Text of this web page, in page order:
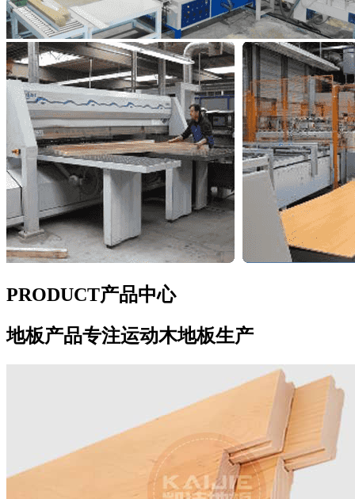
PRODUCT产品中心
地板产品专注运动木地板生产